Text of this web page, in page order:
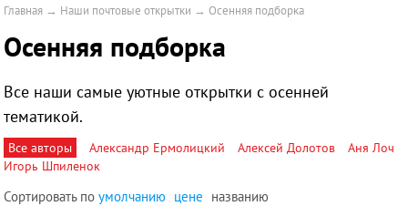
Главная → Наши почтовые открытки → Осенняя подборка
Осенняя подборка
Все наши самые уютные открытки с осенней
тематикой.
Все авторы Александр Ермолицкий Алексей Долотов
Аня Лоч
Игорь Шпиленок
Сортировать поумолчанию цене названию